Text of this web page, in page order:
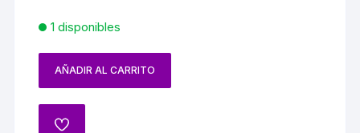
1 disponibles
AÑADIR AL CARRITO